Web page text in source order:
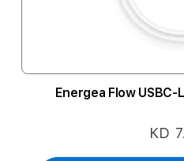
Energea Flow USBC-
KD